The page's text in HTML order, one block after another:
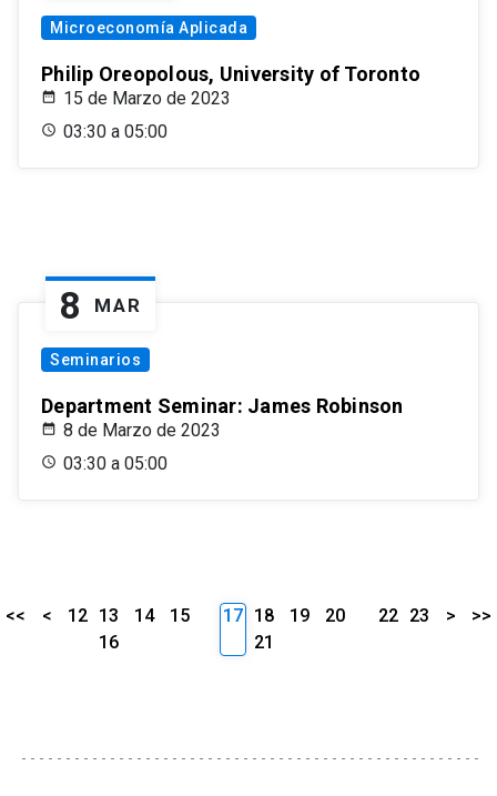
Microeconomía Aplicada
Philip Oreopolous, University of Toronto
15 de Marzo de 2023
03:30 a 05:00
8 MAR
Seminarios
Department Seminar: James Robinson
8 de Marzo de 2023
03:30 a 05:00
<< < 12 13 14
15
16
17 18 19
20
21
22 23 > >>